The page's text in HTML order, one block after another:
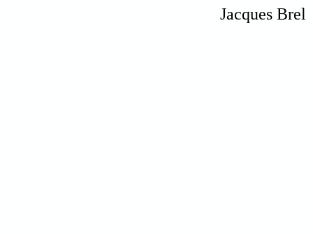
Jacques Brel